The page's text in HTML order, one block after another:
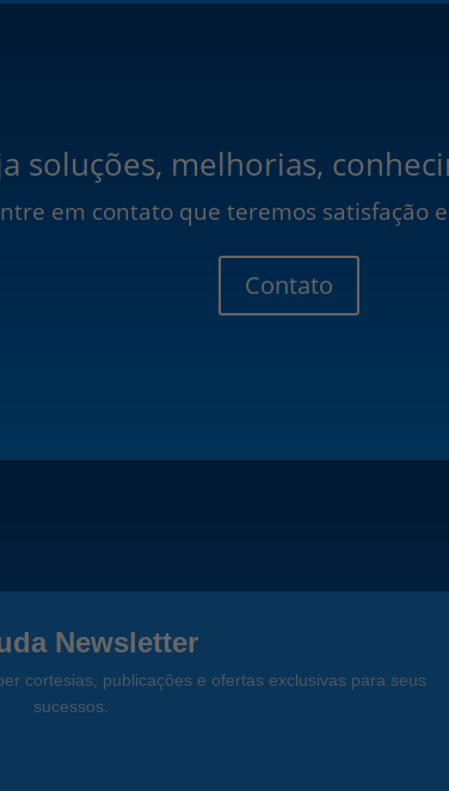
soluções, melhorias,
em contato que teremos satisfação
Contato
Newsletter
cortesias, publicações e ofertas exclusivas para seus
sucessos.